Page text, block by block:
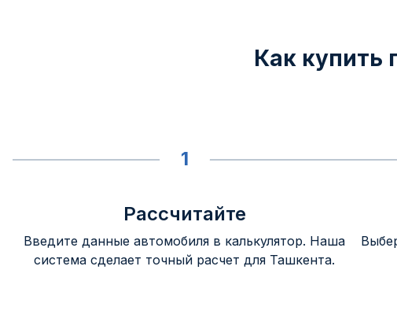
Как купить
1
Рассчитайте
Введите данные автомобиля в калькулятор. Наша
система сделает точный расчет для Ташкента.